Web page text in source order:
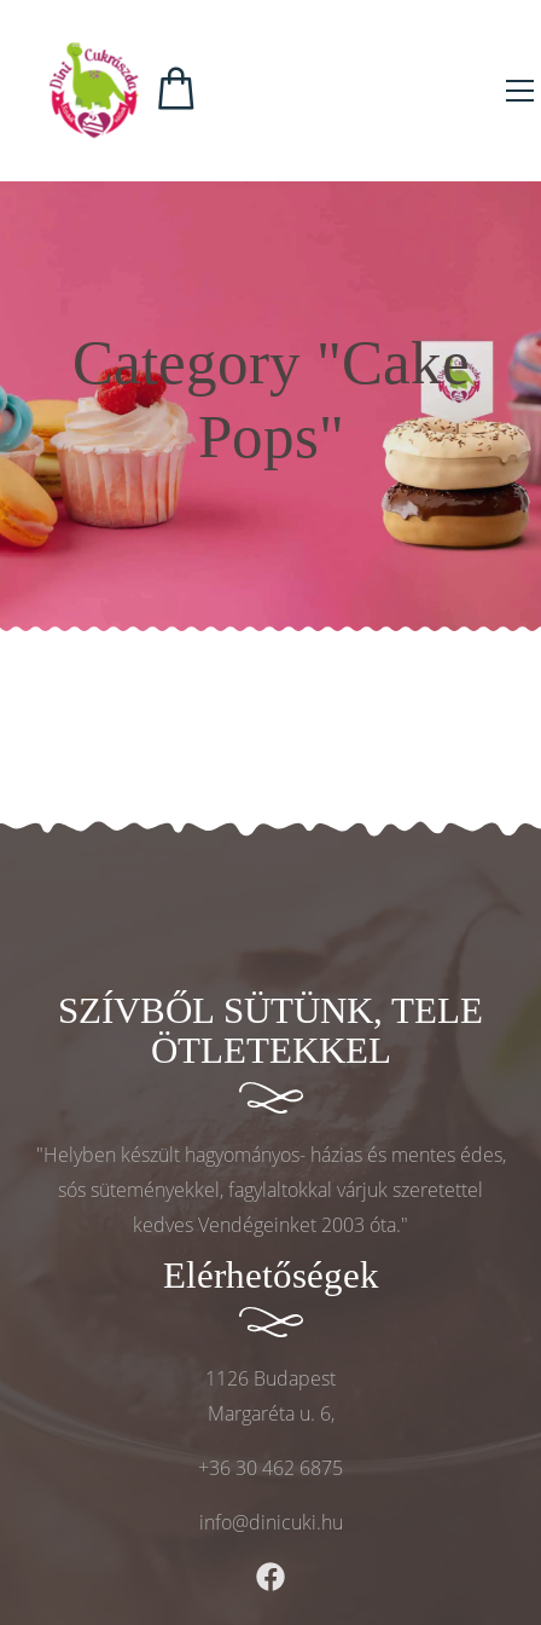
Category "Cake
Pops"
SZÍVBŐL SÜTÜNK, TELE
ÖTLETEKKEL
"Helyben készült hagyományos- házias és mentes édes,
sós süteményekkel, fagylaltokkal várjuk szeretettel
kedves Vendégeinket 2003 óta."
Elérhetőségek
1126 Budapest
Margaréta u. 6,
+36 30 462 6875
info@dinicuki.hu